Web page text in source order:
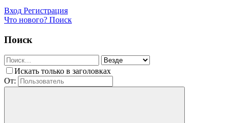
Вход Регистрация
Что нового? Поиск
Поиск
Искать только в заголовках
От: